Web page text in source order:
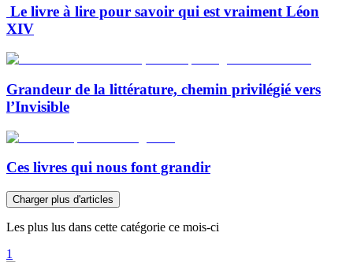
Le livre à lire pour savoir qui est vraiment Léon
XIV
Grandeur de la littérature, chemin privilégié vers
l’Invisible
Ces livres qui nous font grandir
Charger plus d'articles
Les plus lus dans cette catégorie ce mois-ci
1